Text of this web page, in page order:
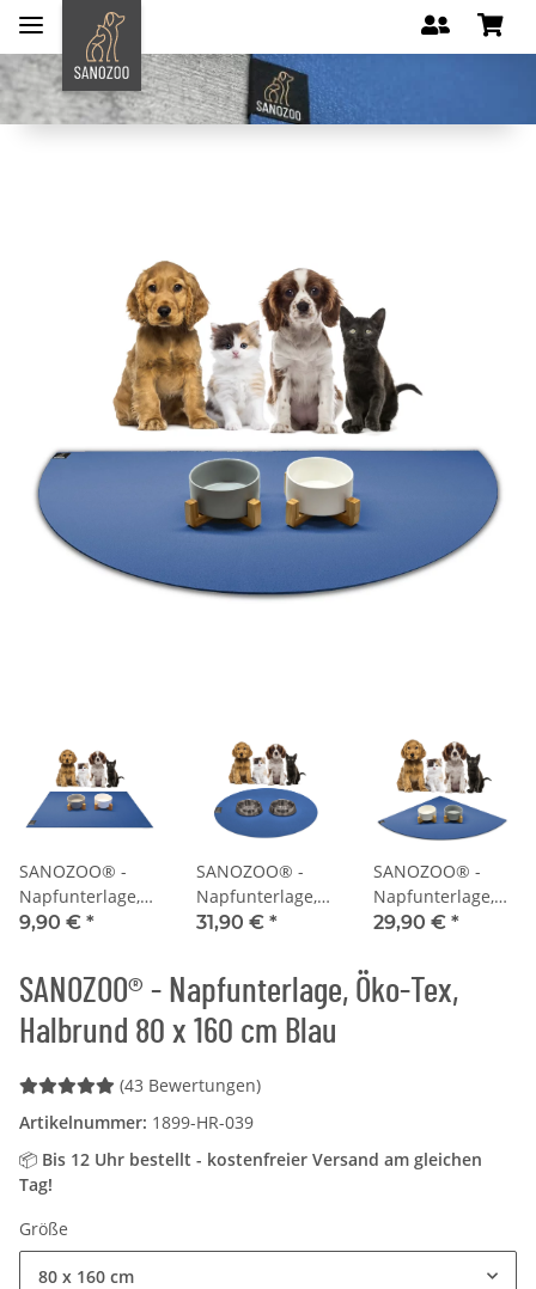
SANOZOO® -
Napfunterlage,
Öko-Tex,
40 cm Blau
9,90 € *
SANOZOO® -
Napfunterlage,
Öko-Tex, Rund
31,90 € *
SANOZOO® -
Napfunterlage,
Öko-Tex,
cm Blau
29,90 € *
SANOZOO® - Napfunterlage, Öko-Tex,
Halbrund 80 x 160 cm Blau
(43 Bewertungen)
Artikelnummer: 1899-HR-039
📦 Bis 12 Uhr bestellt - kostenfreier Versand am gleichen
Tag!
Größe
80 x 160 cm